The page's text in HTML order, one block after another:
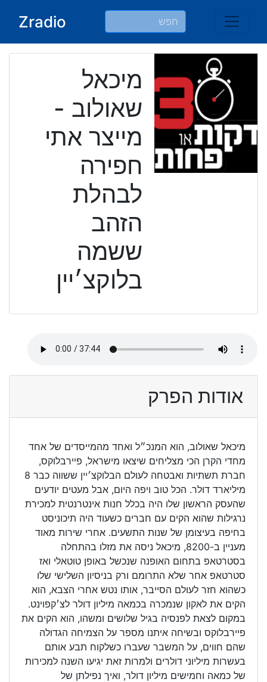
Zradio
מיכאל
שאולוב -
מייצר אתי
חפירה
לבהלת
הזהב
ששמה
בלוקצ׳יין
אודות הפרק
מיכאל שאולוב, הוא המנכ״ל ואחד מהמייסדים של אחד
מחדי הקרן הכי מצליחים שיצאו מישראל, פיירבלוקס,
חברת תשתיות ואבטחה לעולם הבלוקצ׳יין ששווה כבר 8
מיליארד דולר. הכל טוב ויפה היום, אבל מעטים יודעים
שהעסק הראשון שלו היה בכלל חנות אינטרנטית למכירת
נרגילות שהוא הקים עם חברים כשעוד היה תיכוניסט
בחיפה בעיצומן של שנות התשעים. אחרי שירות מאוד
מעניין ב-8200, מיכאל ניסה את מזלו בהתחלה
בסטרטאפ בתחום האופנה שנכשל באופן טוטאלי ואז
סטרטאפ אחר שלא התרומם ורק בניסיון השלישי שלו
כשהוא חזר לעולם הסייבר, אותו נטש אחרי הצבא, הוא
הקים את לאקון שנמכרה בכמאה מיליון דולר לצ׳קפוינט.
במקום לצאת לפנסיה בגיל שלושים ומשהו, הוא הקים את
פיירבלוקס ובשיחה איתנו מספר על הצמיחה הגדולה
שהם חווים, על המשבר שעברו כשלקוח תבע אותם
בעשרות מיליוני דולרים ולמרות זאת יגיעו השנה למכירות
של כמאה וחמישים מיליון דולר, ואיך נפילתן של